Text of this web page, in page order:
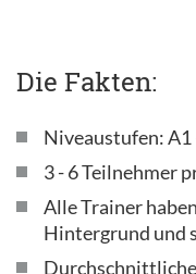
Die Fakten:
Niveaustufen: A1
3 - 6 Teilnehmer
Alle Trainer
Hintergrund und